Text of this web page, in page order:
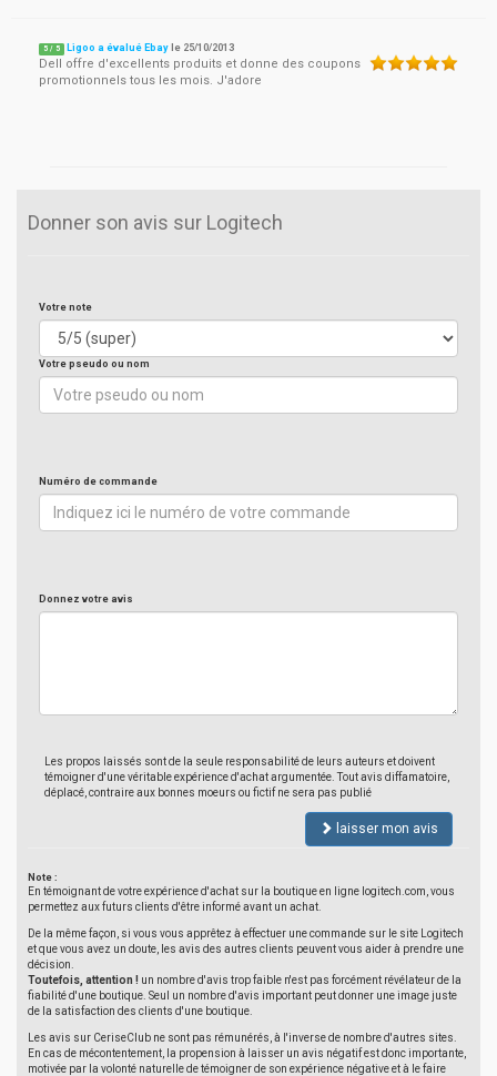
5 / 5 Ligoo a évalué Ebay le 25/10/2013
Dell offre d'excellents produits et donne des coupons
promotionnels tous les mois. J'adore
Donner son avis sur Logitech
Votre note
Votre pseudo ou nom
Numéro de commande
Donnez votre avis
Les propos laissés sont de la seule responsabilité de leurs auteurs et doivent
témoigner d'une véritable expérience d'achat argumentée. Tout avis diffamatoire,
déplacé, contraire aux bonnes moeurs ou fictif ne sera pas publié
laisser mon avis
Note :
En témoignant de votre expérience d'achat sur la boutique en ligne logitech.com, vous
permettez aux futurs clients d'être informé avant un achat.
De la même façon, si vous vous apprêtez à effectuer une commande sur le site Logitech
et que vous avez un doute, les avis des autres clients peuvent vous aider à prendre une
décision.
Toutefois, attention ! un nombre d'avis trop faible n'est pas forcément révélateur de la
fiabilité d'une boutique. Seul un nombre d'avis important peut donner une image juste
de la satisfaction des clients d'une boutique.
Les avis sur CeriseClub ne sont pas rémunérés, à l'inverse de nombre d'autres sites.
En cas de mécontentement, la propension à laisser un avis négatif est donc importante,
motivée par la volonté naturelle de témoigner de son expérience négative et à le faire